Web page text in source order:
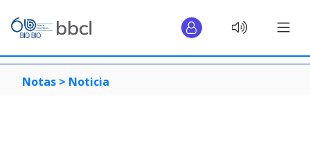
Notas > Noticia